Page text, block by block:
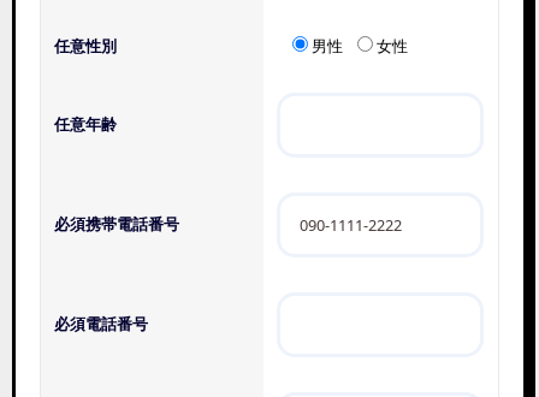
任意性別 男性 女性
任意年齢
必須携帯電話番号
必須電話番号